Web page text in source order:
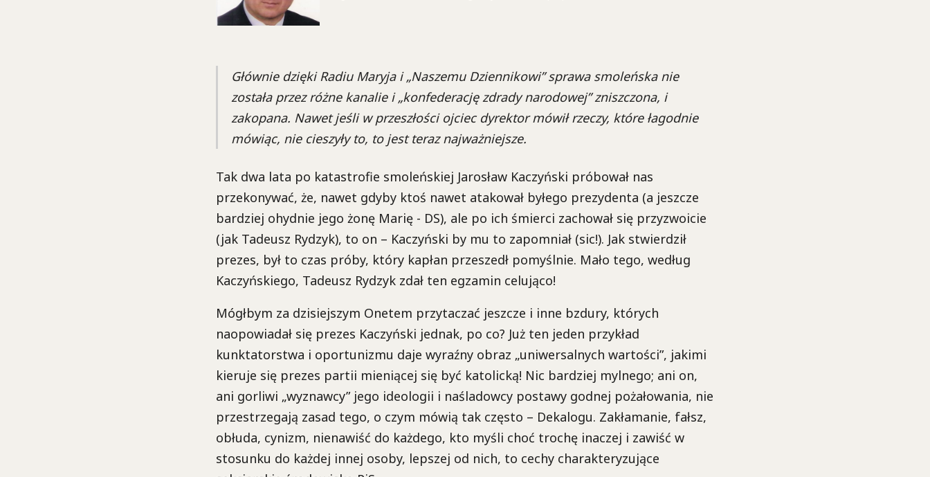
Głównie dzięki Radiu Maryja i „Naszemu Dziennikowi” sprawa smoleńska nie
została przez różne kanalie i „konfederację zdrady narodowej” zniszczona, i
zakopana. Nawet jeśli w przeszłości ojciec dyrektor mówił rzeczy, które łagodnie
mówiąc, nie cieszyły to, to jest teraz najważniejsze.
Tak dwa lata po katastrofie smoleńskiej Jarosław Kaczyński próbował nas
przekonywać, że, nawet gdyby ktoś nawet atakował byłego prezydenta (a jeszcze
bardziej ohydnie jego żonę Marię - DS), ale po ich śmierci zachował się przyzwoicie
(jak Tadeusz Rydzyk), to on – Kaczyński by mu to zapomniał (sic!). Jak stwierdził
prezes, był to czas próby, który kapłan przeszedł pomyślnie. Mało tego, według
Kaczyńskiego, Tadeusz Rydzyk zdał ten egzamin celująco!
Mógłbym za dzisiejszym Onetem przytaczać jeszcze i inne bzdury, których
naopowiadał się prezes Kaczyński jednak, po co? Już ten jeden przykład
kunktatorstwa i oportunizmu daje wyraźny obraz „uniwersalnych wartości”, jakimi
kieruje się prezes partii mieniącej się być katolicką! Nic bardziej mylnego; ani on,
ani gorliwi „wyznawcy” jego ideologii i naśladowcy postawy godnej pożałowania, nie
przestrzegają zasad tego, o czym mówią tak często – Dekalogu. Zakłamanie, fałsz,
obłuda, cynizm, nienawiść do każdego, kto myśli choć trochę inaczej i zawiść w
stosunku do każdej innej osoby, lepszej od nich, to cechy charakteryzujące